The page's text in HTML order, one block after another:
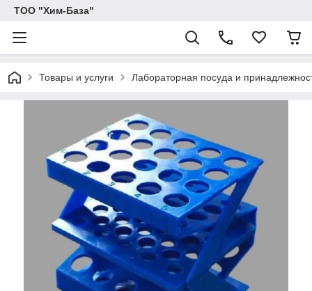
ТОО "Хим-База"
Товары и услуги Лабораторная посуда и